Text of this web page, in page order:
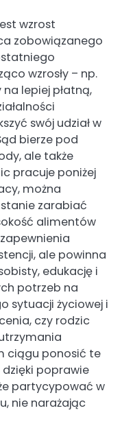
wzrost
zobowiązanego
wzrosły – np.
lepiej płatną,
swój udział w
bierze pod
ale także
pracuje poniżej
można
zarabiać
alimentów
ale powinna
edukację i
potrzeb na
sytuacji życiowej i
czy rodzic
ciągu ponosić te
dzięki poprawie
partycypować w
nie narażając